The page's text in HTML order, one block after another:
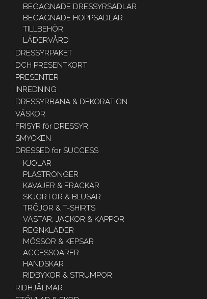
BEGAGNADE DRESSYRSADLAR
BEGAGNADE HOPPSADLAR
TILLBEHÖR
LÄDERVÅRD
DRESSYRPAKET
DCH PRESENTKORT
PRESENTER
INREDNING
DRESSYRBANA & DEKORATION
VÄSKOR
FRISYR för DRESSYR
SMYCKEN
DRESSED for SUCCESS
KJOLAR
PLASTRONGER
KAVAJER & FRACKAR
SKJORTOR & BLUSAR
TRÖJOR & T-SHIRTS
VÄSTAR, JACKOR & KAPPOR
REGNKLÄDER
MÖSSOR & KEPSAR
ACCESSOARER
HANDSKAR
RIDBYXOR & STRUMPOR
RIDHJÄLMAR